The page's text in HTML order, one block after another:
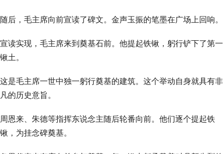
随后，毛主席向前宣读了碑文。金声玉振的笔墨在广场上回响。
宣读实现，毛主席来到奠基石前。他提起铁锹，躬行铲下了第一
锹土。
这是毛主席一世中独一躬行奠基的建筑。这个举动自身就具有非
凡的历史意旨。
周恩来、朱德等指挥东说念主随后轮番向前。他们逐个提起铁
锹，为挂念碑奠基。